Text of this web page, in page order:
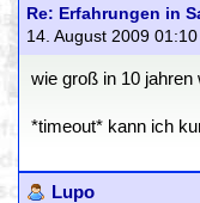
Re: Erfahrungen in
14. August 2009 01:10
wie groß in 10
*timeout* kann ich
Lupo